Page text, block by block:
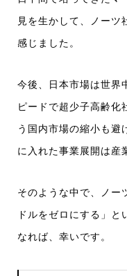
見を生かして、ノーツ
感じました。
今後、日本市場は世界
ピードで超少子高齢化
う国内市場の縮小も避
に入れた事業展開は産
そのような中で、ノー
ドルをゼロにする」と
なれば、幸いです。